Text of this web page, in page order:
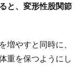
と、変形性股関節
増やすと同時に、
重を保つようにし